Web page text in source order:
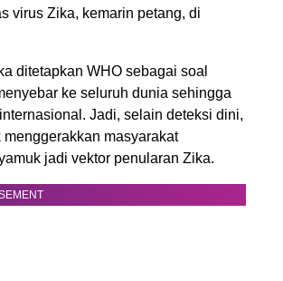
virus Zika, kemarin petang, di
ditetapkan WHO sebagai soal
ke seluruh dunia sehingga
Jadi, selain deteksi dini,
masyarakat
jadi vektor penularan Zika.